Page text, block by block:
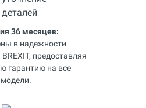
36 месяцев:
в надежности
предоставляя
гарантию на все
модели.